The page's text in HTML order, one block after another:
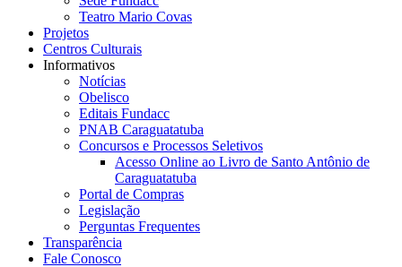
Teatro Mario Covas
Projetos
Centros Culturais
Informativos
Notícias
Obelisco
Editais Fundacc
PNAB Caraguatatuba
Concursos e Processos Seletivos
Acesso Online ao Livro de Santo Antônio de
Caraguatatuba
Portal de Compras
Legislação
Perguntas Frequentes
Transparência
Fale Conosco